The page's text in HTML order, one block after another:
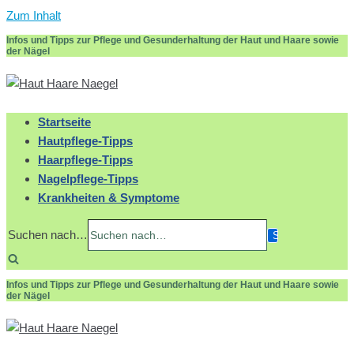
Zum Inhalt
Infos und Tipps zur Pflege und Gesunderhaltung der Haut und Haare sowie
der Nägel
Startseite
Hautpflege-Tipps
Haarpflege-Tipps
Nagelpflege-Tipps
Krankheiten & Symptome
Suchen nach…
Infos und Tipps zur Pflege und Gesunderhaltung der Haut und Haare sowie
der Nägel